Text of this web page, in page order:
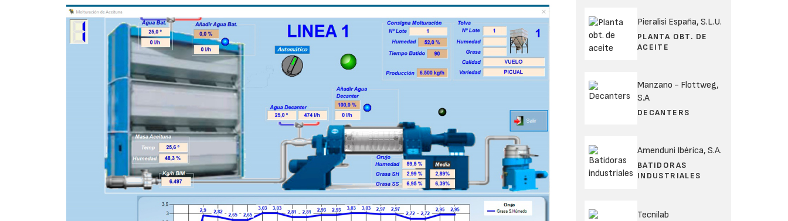
Pieralisi España, S.L.U.
PLANTA OBT. DE
ACEITE
Manzano - Flottweg,
S.A
DECANTERS
Amenduni Ibérica, S.A.
BATIDORAS
INDUSTRIALES
Tecnilab